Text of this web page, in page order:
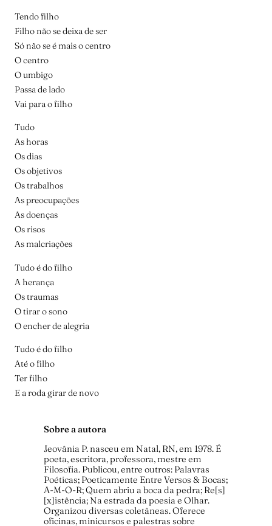
Tendo filho
Filho não se deixa de ser
Só não se é mais o centro
O centro
O umbigo
Passa de lado
Vai para o filho
Tudo
As horas
Os dias
Os objetivos
Os trabalhos
As preocupações
As doenças
Os risos
As malcriações
Tudo é do filho
A herança
Os traumas
O tirar o sono
O encher de alegria
Tudo é do filho
Até o filho
Ter filho
E a roda girar de novo
Sobre a autora
Jeovânia P. nasceu em Natal, RN, em 1978. É
poeta, escritora, professora, mestre em
Filosofia. Publicou, entre outros: Palavras
Poéticas; Poeticamente Entre Versos & Bocas;
A-M-O-R; Quem abriu a boca da pedra; Re[s]
[x]istência; Na estrada da poesia e Olhar.
Organizou diversas coletâneas. Oferece
oficinas, minicursos e palestras sobre